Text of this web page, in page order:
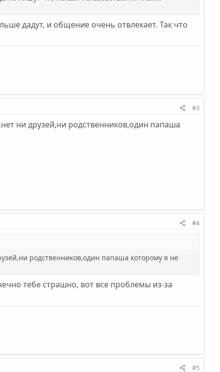
дадут, и общение очень отвлекает. Так что
#3
ни друзей,ни родственников,один папаша
#4
родственников,один папаша которому я не
тебе страшно, вот все проблемы из-за
#5